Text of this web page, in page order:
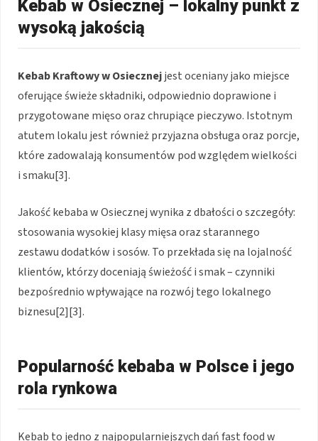
Kebab w Osiecznej – lokalny punkt z
wysoką jakością
Kebab Kraftowy w Osiecznejjest oceniany jako miejsce
oferujące świeże składniki, odpowiednio doprawione i
przygotowane mięso oraz chrupiące pieczywo. Istotnym
atutem lokalu jest również przyjazna obsługa oraz porcje,
które zadowalają konsumentów pod względem wielkości
i smaku[3].
Jakość kebaba w Osiecznej wynika z dbałości o szczegóły:
stosowania wysokiej klasy mięsa oraz starannego
zestawu dodatków i sosów. To przekłada się na lojalność
klientów, którzy doceniają świeżość i smak – czynniki
bezpośrednio wpływające na rozwój tego lokalnego
biznesu[2][3].
Popularność kebaba w Polsce i jego
rola rynkowa
Kebab to jedno z najpopularniejszych dań fast food w